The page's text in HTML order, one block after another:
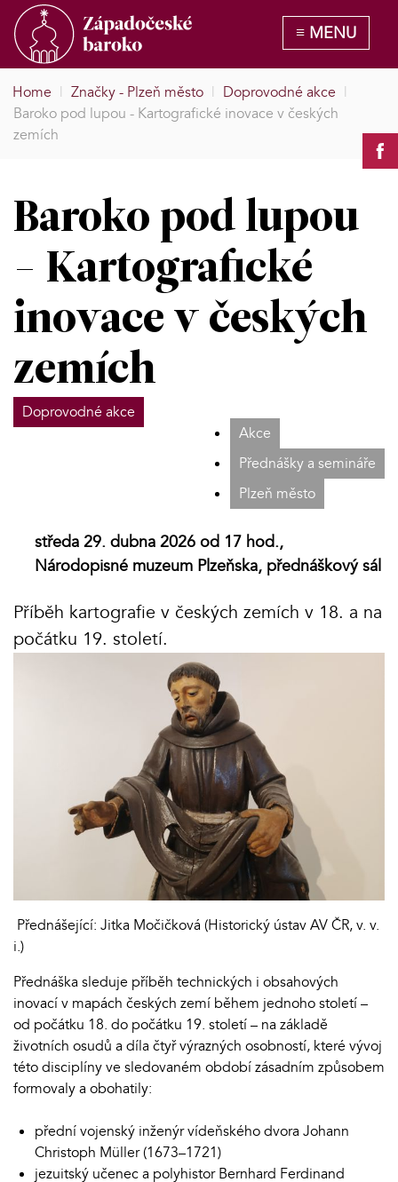
Home | Značky - Plzeň město | Doprovodné akce |
Baroko pod lupou - Kartografické inovace v českých
zemích
Baroko pod lupou
- Kartografické
inovace v českých
zemích
Doprovodné akce
Akce
Přednášky a semináře
Plzeň město
středa 29. dubna 2026 od 17 hod.,
Národopisné muzeum Plzeňska, přednáškový sál
Příběh kartografie v českých zemích v 18. a na
počátku 19. století.
Přednášející: Jitka Močičková (Historický ústav AV ČR, v. v.
i.)
Přednáška sleduje příběh technických i obsahových
inovací v mapách českých zemí během jednoho století –
od počátku 18. do počátku 19. století – na základě
životních osudů a díla čtyř výrazných osobností, které vývoj
této disciplíny ve sledovaném období zásadním způsobem
formovaly a obohatily:
přední vojenský inženýr vídeňského dvora Johann
Christoph Müller (1673–1721)
jezuitský učenec a polyhistor Bernhard Ferdinand